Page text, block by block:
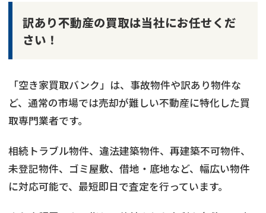
訳あり不動産の買取は当社にお任せくだ
さい！
「空き家買取バンク」は、事故物件や訳あり物件な
ど、通常の市場では売却が難しい不動産に特化した買
取専門業者です。
相続トラブル物件、違法建築物件、再建築不可物件、
未登記物件、ゴミ屋敷、借地・底地など、幅広い物件
に対応可能で、最短即日で査定を行っています。